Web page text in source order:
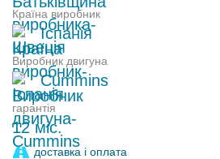
Країна виробник
Іспанія
Виробник двигуна
Cummins
гарантія
12 міс.
доставка і оплата